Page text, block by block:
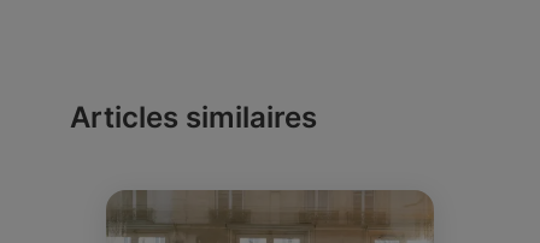
Articles similaires